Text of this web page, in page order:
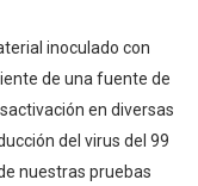
inoculado con
de una fuente de
en diversas
del virus del 99
nuestras pruebas